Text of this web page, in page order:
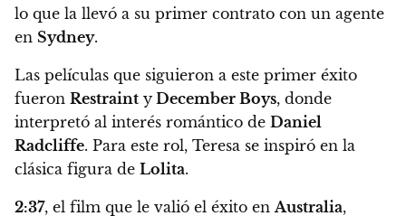
lo que la llevó a su primer contrato con un agente
en Sydney.
Las películas que siguieron a este primer éxito
fueron Restraint y December Boys, donde
interpretó al interés romántico de Daniel
Radcliffe. Para este rol, Teresa se inspiró en la
clásica figura de Lolita.
2:37, el film que le valió el éxito en Australia,